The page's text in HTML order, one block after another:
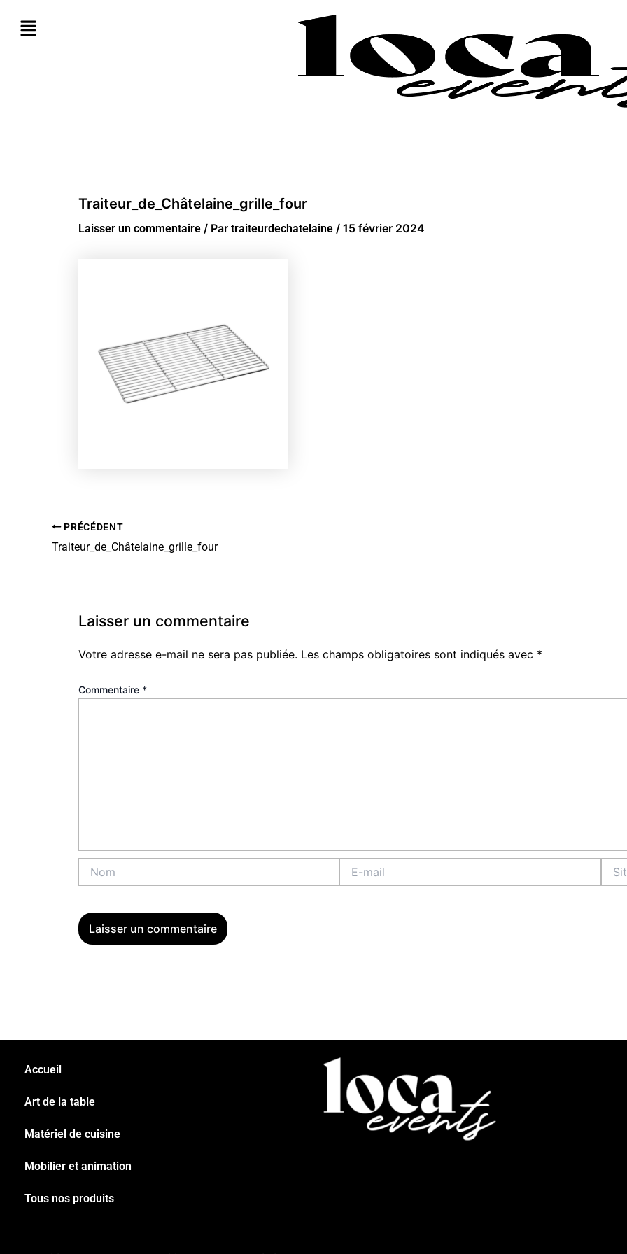
Traiteur_de_Châtelaine_grille_four
Laisser un commentaire / Par traiteurdechatelaine / 15 février 2024
PRÉCÉDENT
Traiteur_de_Châtelaine_grille_four
Laisser un commentaire
Votre adresse e-mail ne sera pas publiée. Les champs obligatoires sont indiqués avec *
Commentaire *
mail
Accueil
Art de la table
Matériel de cuisine
Mobilier et animation
Tous nos produits